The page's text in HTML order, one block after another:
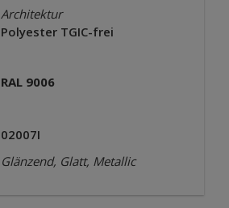
Architektur
Polyester TGIC-frei
RAL 9006
02007I
Glänzend, Glatt, Metallic